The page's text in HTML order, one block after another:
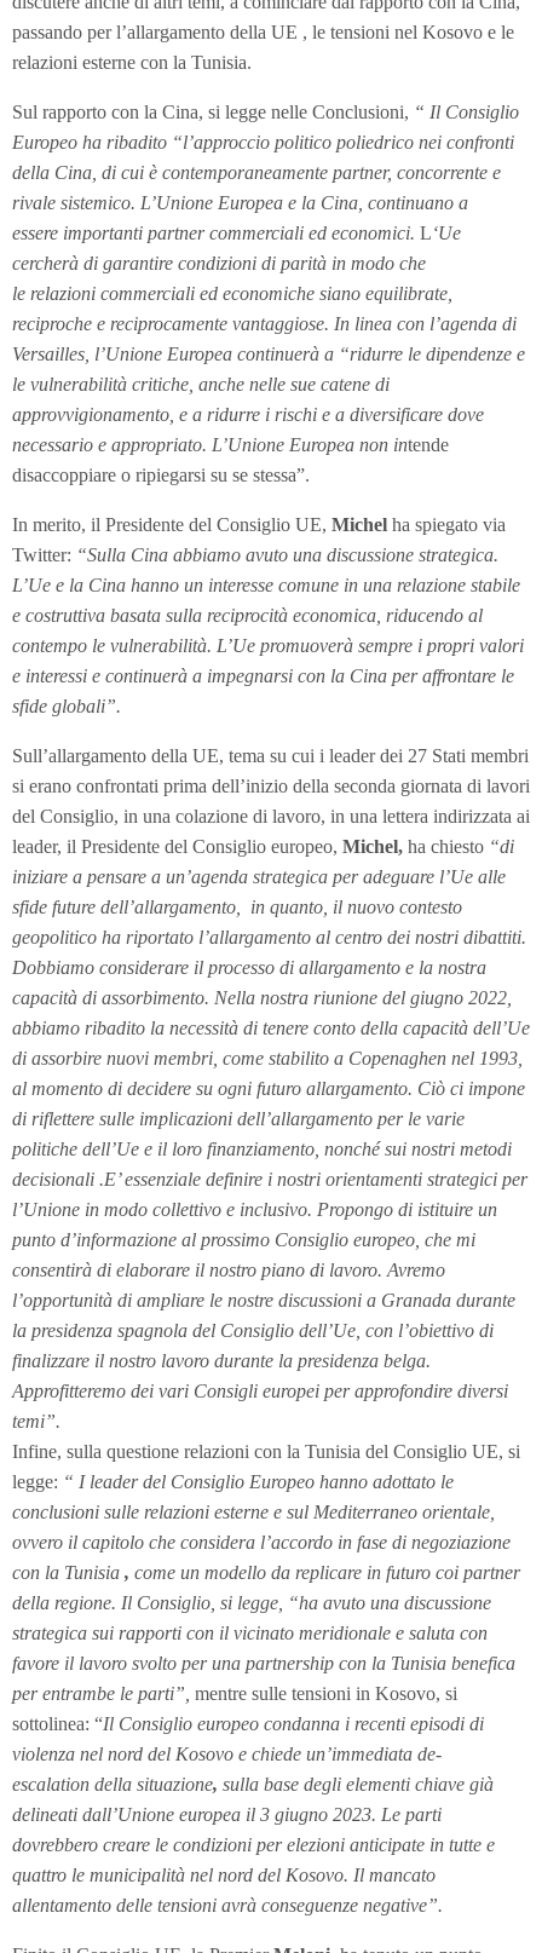
passando per l’allargamento della UE , le tensioni nel Kosovo e le
relazioni esterne con la Tunisia.
Sul rapporto con la Cina, si legge nelle Conclusioni, “ Il Consiglio
Europeo ha ribadito “l’approccio politico poliedrico nei confronti
della Cina, di cui è contemporaneamente partner, concorrente e
rivale sistemico. L’Unione Europea e la Cina, continuano a
essere importanti partner commerciali ed economici. L‘Ue
cercherà di garantire condizioni di parità in modo che
le relazioni commerciali ed economiche siano equilibrate,
reciproche e reciprocamente vantaggiose. In linea con l’agenda di
Versailles, l’Unione Europea continuerà a “ridurre le dipendenze e
le vulnerabilità critiche, anche nelle sue catene di
approvvigionamento, e a ridurre i rischi e a diversificare dove
necessario e appropriato. L’Unione Europea non intende
disaccoppiare o ripiegarsi su se stessa”.
In merito, il Presidente del Consiglio UE, Michel ha spiegato via
Twitter: “Sulla Cina abbiamo avuto una discussione strategica.
L’Ue e la Cina hanno un interesse comune in una relazione stabile
e costruttiva basata sulla reciprocità economica, riducendo al
contempo le vulnerabilità. L’Ue promuoverà sempre i propri valori
e interessi e continuerà a impegnarsi con la Cina per affrontare le
sfide globali”.
Sull’allargamento della UE, tema su cui i leader dei 27 Stati membri
si erano confrontati prima dell’inizio della seconda giornata di lavori
del Consiglio, in una colazione di lavoro, in una lettera indirizzata ai
leader, il Presidente del Consiglio europeo, Michel, ha chiesto “di
iniziare a pensare a un’agenda strategica per adeguare l’Ue alle
sfide future dell’allargamento, in quanto, il nuovo contesto
geopolitico ha riportato l’allargamento al centro dei nostri dibattiti.
Dobbiamo considerare il processo di allargamento e la nostra
capacità di assorbimento. Nella nostra riunione del giugno 2022,
abbiamo ribadito la necessità di tenere conto della capacità dell’Ue
di assorbire nuovi membri, come stabilito a Copenaghen nel 1993,
al momento di decidere su ogni futuro allargamento. Ciò ci impone
di riflettere sulle implicazioni dell’allargamento per le varie
politiche dell’Ue e il loro finanziamento, nonché sui nostri metodi
decisionali .E’ essenziale definire i nostri orientamenti strategici per
l’Unione in modo collettivo e inclusivo. Propongo di istituire un
punto d’informazione al prossimo Consiglio europeo, che mi
consentirà di elaborare il nostro piano di lavoro. Avremo
l’opportunità di ampliare le nostre discussioni a Granada durante
la presidenza spagnola del Consiglio dell’Ue, con l’obiettivo di
finalizzare il nostro lavoro durante la presidenza belga.
Approfitteremo dei vari Consigli europei per approfondire diversi
temi”.
Infine, sulla questione relazioni con la Tunisia del Consiglio UE, si
legge: “ I leader del Consiglio Europeo hanno adottato le
conclusioni sulle relazioni esterne e sul Mediterraneo orientale,
ovvero il capitolo che considera l’accordo in fase di negoziazione
con la Tunisia , come un modello da replicare in futuro coi partner
della regione. Il Consiglio, si legge, “ha avuto una discussione
strategica sui rapporti con il vicinato meridionale e saluta con
favore il lavoro svolto per una partnership con la Tunisia benefica
per entrambe le parti”, mentre sulle tensioni in Kosovo, si
sottolinea: “Il Consiglio europeo condanna i recenti episodi di
violenza nel nord del Kosovo e chiede un’immediata de-
escalation della situazione, sulla base degli elementi chiave già
delineati dall’Unione europea il 3 giugno 2023. Le parti
dovrebbero creare le condizioni per elezioni anticipate in tutte e
quattro le municipalità nel nord del Kosovo. Il mancato
allentamento delle tensioni avrà conseguenze negative”.